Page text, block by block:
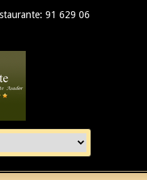
91 629 06